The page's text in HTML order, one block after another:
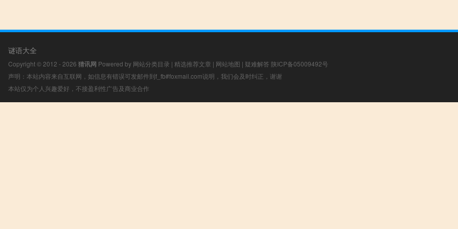
谜语大全
Copyright © 2012 - 2026 猜讯网 Powered by 网站分类目录 | 精选推荐文章 | 网站地图 | 疑难解答 陕ICP备05009492号
声明：本站内容来自互联网，如信息有错误可发邮件到f_fb#foxmail.com说明，我们会及时纠正，谢谢
本站仅为个人兴趣爱好，不接盈利性广告及商业合作